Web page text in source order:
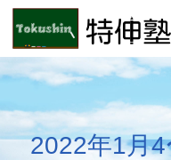
2022年1月